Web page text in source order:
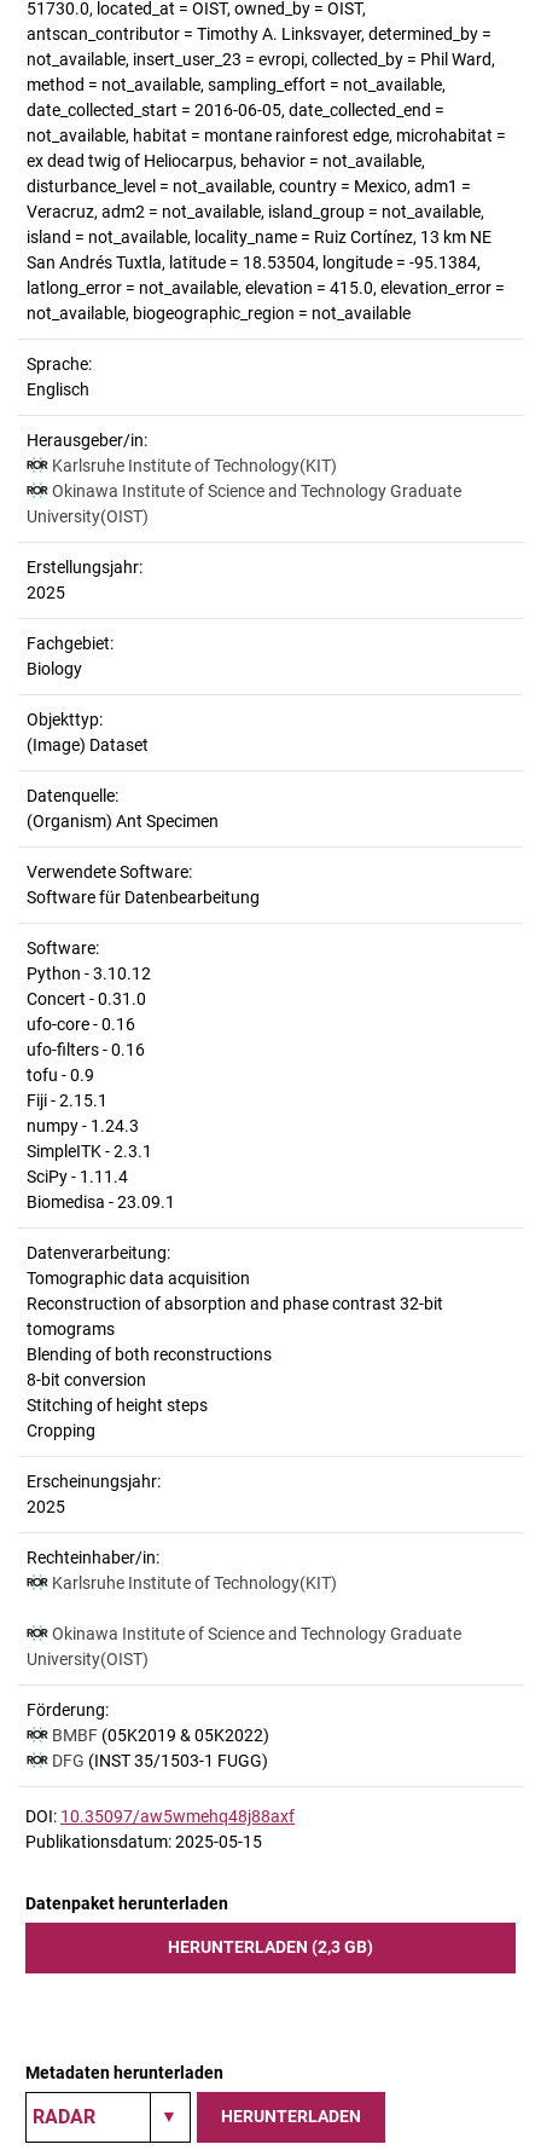
51730.0, located_at = OIST, owned_by = OIST,
antscan_contributor = Timothy A. Linksvayer, determined_by =
not_available, insert_user_23 = evropi, collected_by = Phil Ward,
method = not_available, sampling_effort = not_available,
date_collected_start = 2016-06-05, date_collected_end =
not_available, habitat = montane rainforest edge, microhabitat =
ex dead twig of Heliocarpus, behavior = not_available,
disturbance_level = not_available, country = Mexico, adm1 =
Veracruz, adm2 = not_available, island_group = not_available,
island = not_available, locality_name = Ruiz Cortínez, 13 km NE
San Andrés Tuxtla, latitude = 18.53504, longitude = -95.1384,
latlong_error = not_available, elevation = 415.0, elevation_error =
not_available, biogeographic_region = not_available
Sprache:
Englisch
Herausgeber/in:
Karlsruhe Institute of Technology(KIT)
Okinawa Institute of Science and Technology Graduate
University(OIST)
Erstellungsjahr:
2025
Fachgebiet:
Biology
Objekttyp:
(Image) Dataset
Datenquelle:
(Organism) Ant Specimen
Verwendete Software:
Software für Datenbearbeitung
Software:
Python - 3.10.12
Concert - 0.31.0
ufo-core - 0.16
ufo-filters - 0.16
tofu - 0.9
Fiji - 2.15.1
numpy - 1.24.3
SimpleITK - 2.3.1
SciPy - 1.11.4
Biomedisa - 23.09.1
Datenverarbeitung:
Tomographic data acquisition
Reconstruction of absorption and phase contrast 32-bit
tomograms
Blending of both reconstructions
8-bit conversion
Stitching of height steps
Cropping
Erscheinungsjahr:
2025
Rechteinhaber/in:
Karlsruhe Institute of Technology(KIT)
Okinawa Institute of Science and Technology Graduate
University(OIST)
Förderung:
BMBF (05K2019 & 05K2022)
DFG (INST 35/1503-1 FUGG)
DOI: 10.35097/aw5wmehq48j88axf
Publikationsdatum: 2025-05-15
Datenpaket herunterladen
HERUNTERLADEN (2,3 GB)
Metadaten herunterladen
HERUNTERLADEN